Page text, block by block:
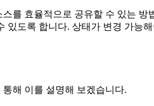
를 효율적으로 공유할 수 있는 방
도록 합니다. 상태가 변경 가능
해 이를 설명해 보겠습니다.